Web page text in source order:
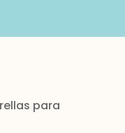
para